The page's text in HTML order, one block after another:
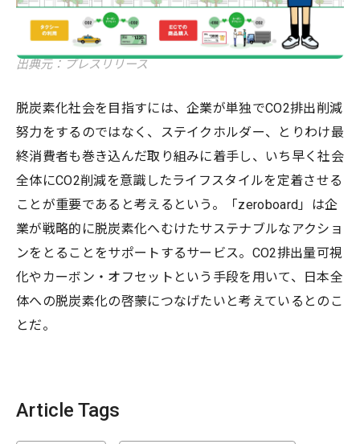
出典元：プレスリリース
脱炭素化社会を目指すには、企業が単独でCO2排出削減
努力をするのではなく、ステイクホルダー、とりわけ最
終消費者も巻き込んだ取り組みに着手し、いち早く社会
全体にCO2削減を意識したライフスタイルを定着させる
ことが重要であると考えるという。「zeroboard」は企
業が戦略的に脱炭素化へむけたサステナブルなアクショ
ンをとることをサポートするサービス。CO2排出量可視
化やカーボン・オフセットという手段を用いて、日本全
体への脱炭素化の啓蒙につなげたいと考えているとのこ
とだ。
Article Tags